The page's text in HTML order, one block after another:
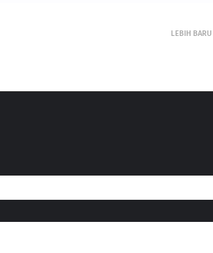
LEBIH BARU